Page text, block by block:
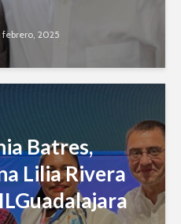
febrero, 2025
Batres,
Lilia Rivera